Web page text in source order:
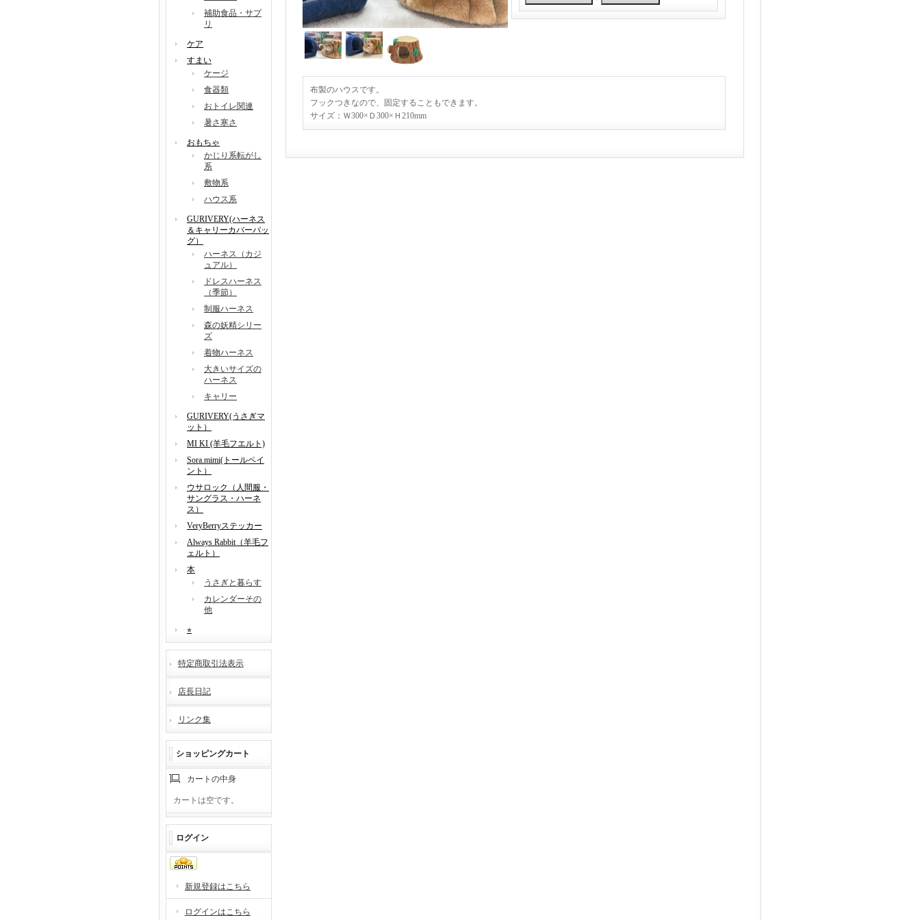
補助食品・サプ
リ
ケア
すまい
ケージ
食器類
おトイレ関連
暑さ寒さ
おもちゃ
かじり系転がし
系
敷物系
ハウス系
GURIVERY(ハーネス
＆キャリーカバーバッ
グ）
ハーネス（カジ
ュアル）
ドレスハーネス
（季節）
制服ハーネス
森の妖精シリー
ズ
着物ハーネス
大きいサイズの
ハーネス
キャリー
GURIVERY(うさぎマ
ット）
MI KI (羊毛フエルト)
Sora.mimi(トールペイ
ント）
ウサロック（人間服・
サングラス・ハーネ
ス）
VeryBerryステッカー
Always Rabbit（羊毛フ
ェルト）
本
うさぎと暮らす
カレンダーその
他
⭐︎
特定商取引法表示
店長日記
リンク集
ショッピングカート
カートの中身
カートは空です。
ログイン
新規登録はこちら
ログインはこちら
布製のハウスです。
フックつきなので、固定することもできます。
サイズ：Ｗ300×Ｄ300×Ｈ210mm